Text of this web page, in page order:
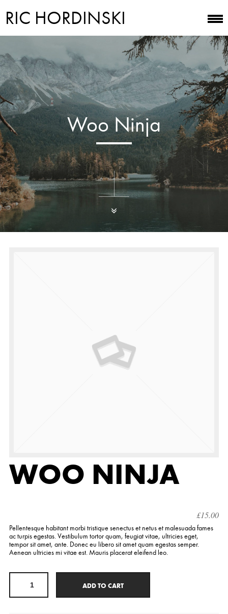
RIC HORDINSKI
Woo Ninja
WOO NINJA
£15.00
Pellentesque habitant morbi tristique senectus et netus et malesuada fames
ac turpis egestas. Vestibulum tortor quam, feugiat vitae, ultricies eget,
tempor sit amet, ante. Donec eu libero sit amet quam egestas semper.
Aenean ultricies mi vitae est. Mauris placerat eleifend leo.
ADD TO CART